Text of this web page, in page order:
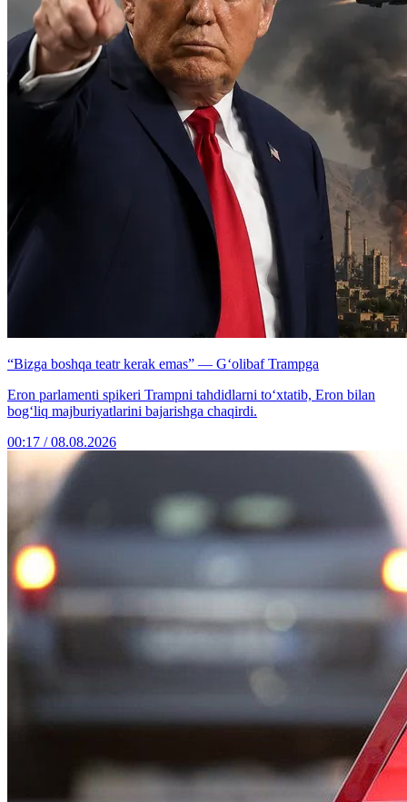
“Bizga boshqa teatr kerak emas” — G‘olibaf Trampga
Eron parlamenti spikeri Trampni tahdidlarni to‘xtatib, Eron bilan
bog‘liq majburiyatlarini bajarishga chaqirdi.
00:17 / 08.08.2026